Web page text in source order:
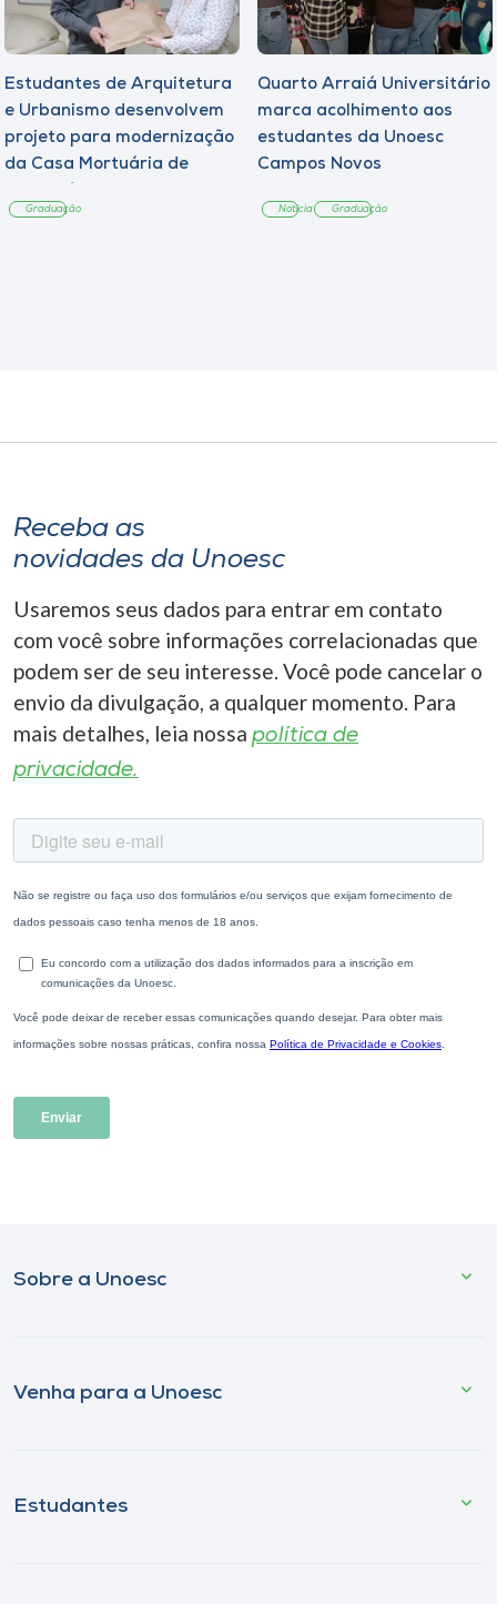
Estudantes de Arquitetura
e Urbanismo desenvolvem
projeto para modernização
da Casa Mortuária de
Graduação
Quarto Arraiá Universitário
marca acolhimento aos
estudantes da Unoesc
Campos Novos
Notícia Graduação
Receba as
novidades da Unoesc
Usaremos seus dados para entrar em contato
com você sobre informações correlacionadas que
podem ser de seu interesse. Você pode cancelar o
envio da divulgação, a qualquer momento. Para
mais detalhes, leia nossa política de
privacidade.
Sobre a Unoesc
Venha para a Unoesc
Estudantes